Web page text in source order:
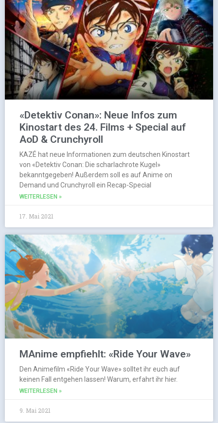
«Detektiv Conan»: Neue Infos zum
Kinostart des 24. Films + Special auf
AoD & Crunchyroll
KAZÉ hat neue Informationen zum deutschen Kinostart
von «Detektiv Conan: Die scharlachrote Kugel»
bekanntgegeben! Außerdem soll es auf Anime on
Demand und Crunchyroll ein Recap-Special
WEITERLESEN »
17. Mai 2021
MAnime empfiehlt: «Ride Your Wave»
Den Animefilm «Ride Your Wave» solltet ihr euch auf
keinen Fall entgehen lassen! Warum, erfahrt ihr hier.
WEITERLESEN »
9. Mai 2021